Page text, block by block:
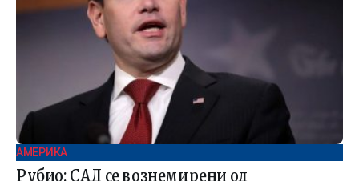
АМЕРИКА
Рубио: САД се вознемирени од